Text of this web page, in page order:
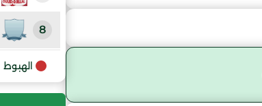
8
9 الهبوط